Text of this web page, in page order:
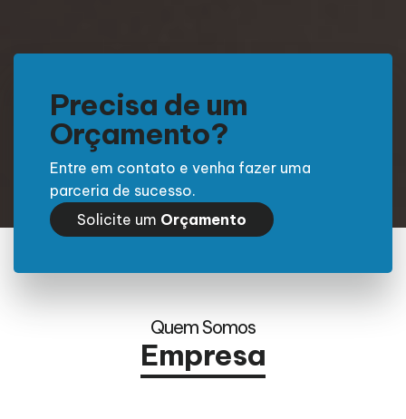
Precisa de um
Orçamento?
Entre em contato e venha fazer uma
parceria de sucesso.
Solicite um Orçamento
Quem Somos
Empresa